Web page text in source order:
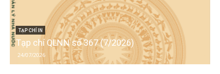
TẠP CHÍ IN
Tạp chí QLNN số 367 (7/2026)
24/07/2026